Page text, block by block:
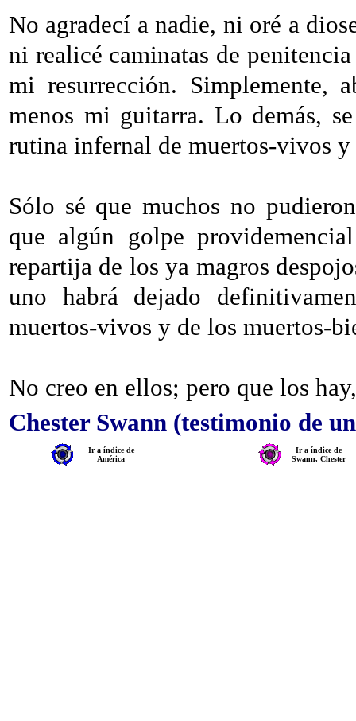
No agradecí a nadie, ni oré a
ni realicé caminatas de
mi resurrección. Simplemente,
menos mi guitarra. Lo demás,
rutina infernal de muertos-vivos
Sólo sé que muchos no
que algún golpe
repartija de los ya magros
uno habrá dejado
muertos-vivos y de los muertos-
No creo en ellos; pero que los
Chester Swann (testimonio de
Ir a índice de
América
Ir a índice de
Swann, Chester